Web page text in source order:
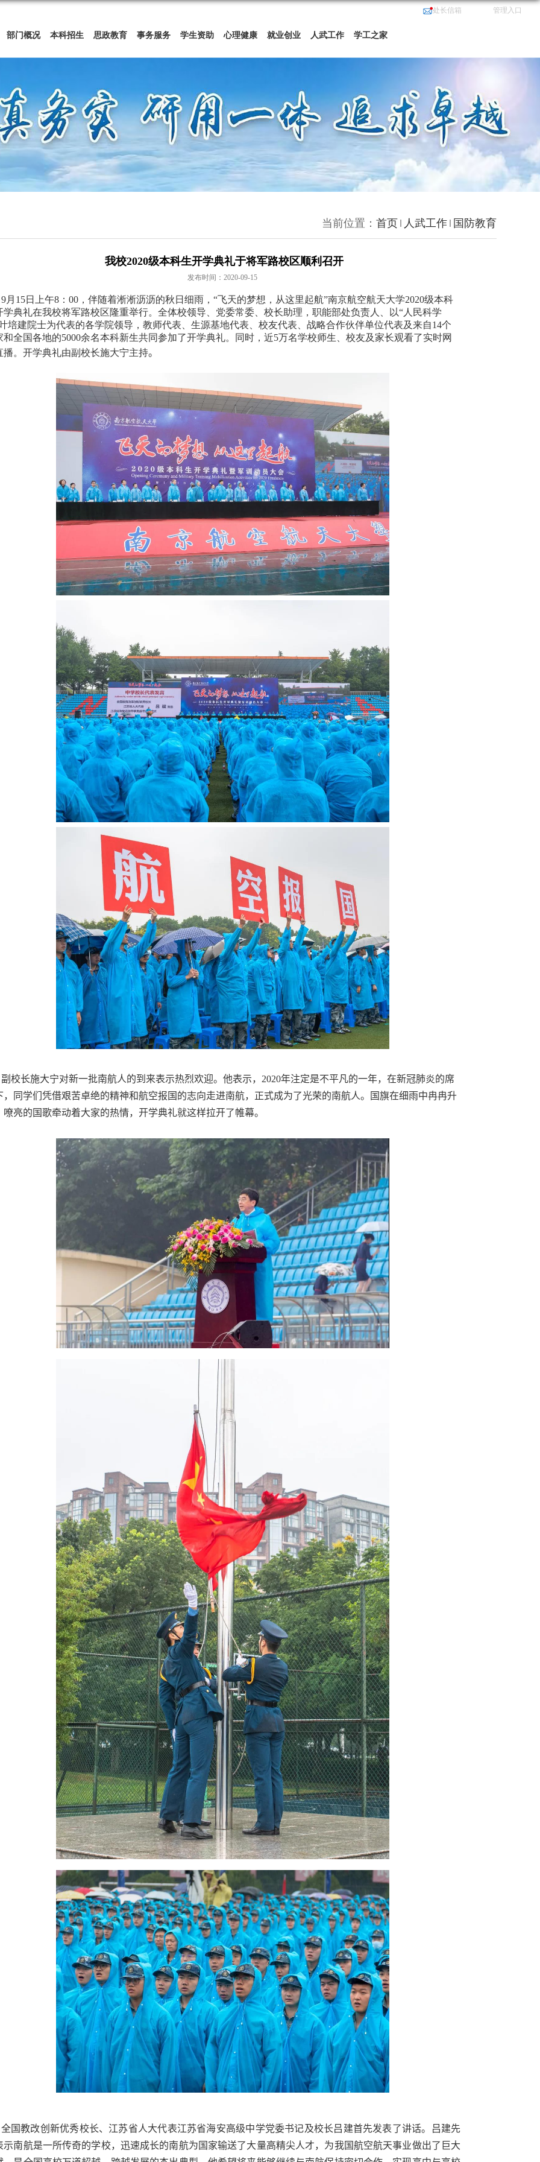
管理入口
处长信箱
部门概况 本科招生 思政教育 事务服务 学生资助 心理健康 就业创业 人武工作 学工之家
当前位置： 首页 人武工作 国防教育
​ 我校2020级本科生开学典礼于将军路校区顺利召开
发布时间：2020-09-15
9月 15日上午8 ： 00 ，伴随着淅淅沥沥的秋日细雨，“飞天的梦想，从这里起航”南京航空航天大学2020级本科
学典礼在我校将军路校区隆重举行。全体校领导、党委常委、校长助理，职能部处负责人、以“人民科学
培建院士为代表的各学院领导，教师代表、生源基地代表、校友代表、战略合作伙伴单位代表及来自14个
和全国各地的5000余名本科新生共同参加了开学典礼。同时，近5万名学校师生、校友及家长观看了实时网
播。开学典礼由副校长施大宁主持。
副校长施大宁对新一批南航人的到来表示热烈欢迎。他表示， 2020年注定是不平凡的一年，在新冠肺炎的席
，同学们凭借艰苦卓绝的精神和航空报国的志向走进南航，正式成为了光荣的南航人。国旗在细雨中冉冉升
嘹亮的国歌牵动着大家的热情，开学典礼就这样拉开了帷幕。
全国教改创新优秀校长、江苏省人大代表江苏省海安高级中学党委书记及校长吕建首先发表了讲话。吕建先
示南航是一所传奇的学校，迅速成长的南航为国家输送了大量高精尖人才，为我国航空航天事业做出了巨大